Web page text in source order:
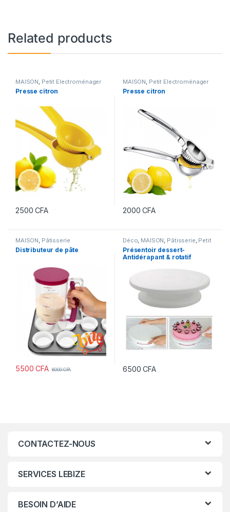
Related products
MAISON, Petit Electroménager
Presse citron
2500CFA
MAISON, Petit Electroménager
Presse citron
2000CFA
MAISON, Pâtisserie
Distributeur de pâte
5500CFA 6000CFA
Déco, MAISON, Pâtisserie, Petit
Electroménager
Présentoir dessert-
Antidérapant & rotatif
6500CFA
CONTACTEZ-NOUS
SERVICES LEBIZE
BESOIN D’AIDE